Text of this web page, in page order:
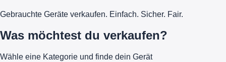
Gebrauchte Geräte verkaufen. Einfach. Sicher. Fair.
Was möchtest du verkaufen?
Wähle eine Kategorie und finde dein Gerät